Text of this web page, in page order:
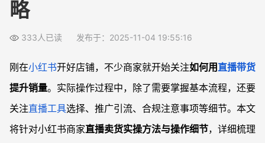
略
333人已读 发布于：2025-11-04 19:55:16
刚在小红书开好店铺，不少商家就开始关注如何用直播带货
提升销量。实际操作过程中，除了需要掌握基本流程，还要
关注直播工具选择、推广引流、合规注意事项等细节。本文
将针对小红书商家直播卖货实操方法与操作细节，详细梳理